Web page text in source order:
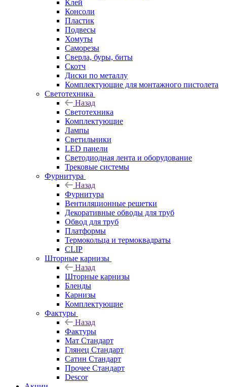
Клей
Консоли
Пластик
Подвесы
Хомуты
Саморезы
Сверла, буры, биты
Скотч
Диски по металлу
Комплектующие для монтажного пистолета
Светотехника
Назад
Светотехника
Комплектующие
Лампы
Светильники
LED панели
Светодиодная лента и оборудование
Трековые системы
Фурнитура
Назад
Фурнитура
Вентиляционные решетки
Декоративные обводы для труб
Обвод для труб
Платформы
Термокольца и термоквадраты
CLIP
Шторные карнизы
Назад
Шторные карнизы
Бленды
Карнизы
Комплектующие
Фактуры
Назад
Фактуры
Мат Стандарт
Глянец Стандарт
Сатин Стандарт
Прочее Стандарт
Descor